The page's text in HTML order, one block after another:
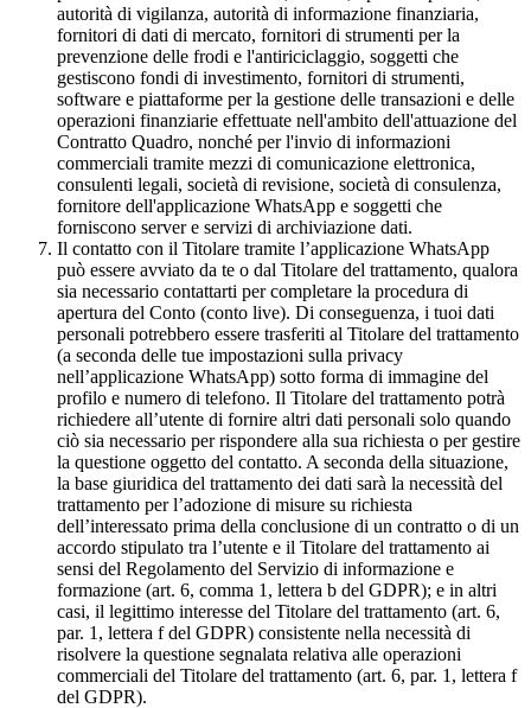
autorità di vigilanza, autorità di informazione finanziaria,
fornitori di dati di mercato, fornitori di strumenti per la
prevenzione delle frodi e l'antiriciclaggio, soggetti che
gestiscono fondi di investimento, fornitori di strumenti,
software e piattaforme per la gestione delle transazioni e delle
operazioni finanziarie effettuate nell'ambito dell'attuazione del
Contratto Quadro, nonché per l'invio di informazioni
commerciali tramite mezzi di comunicazione elettronica,
consulenti legali, società di revisione, società di consulenza,
fornitore dell'applicazione WhatsApp e soggetti che
forniscono server e servizi di archiviazione dati.
Il contatto con il Titolare tramite l’applicazione WhatsApp
può essere avviato da te o dal Titolare del trattamento, qualora
sia necessario contattarti per completare la procedura di
apertura del Conto (conto live). Di conseguenza, i tuoi dati
personali potrebbero essere trasferiti al Titolare del trattamento
(a seconda delle tue impostazioni sulla privacy
nell’applicazione WhatsApp) sotto forma di immagine del
profilo e numero di telefono. Il Titolare del trattamento potrà
richiedere all’utente di fornire altri dati personali solo quando
ciò sia necessario per rispondere alla sua richiesta o per gestire
la questione oggetto del contatto. A seconda della situazione,
la base giuridica del trattamento dei dati sarà la necessità del
trattamento per l’adozione di misure su richiesta
dell’interessato prima della conclusione di un contratto o di un
accordo stipulato tra l’utente e il Titolare del trattamento ai
sensi del Regolamento del Servizio di informazione e
formazione (art. 6, comma 1, lettera b del GDPR); e in altri
casi, il legittimo interesse del Titolare del trattamento (art. 6,
par. 1, lettera f del GDPR) consistente nella necessità di
risolvere la questione segnalata relativa alle operazioni
commerciali del Titolare del trattamento (art. 6, par. 1, lettera f
del GDPR).